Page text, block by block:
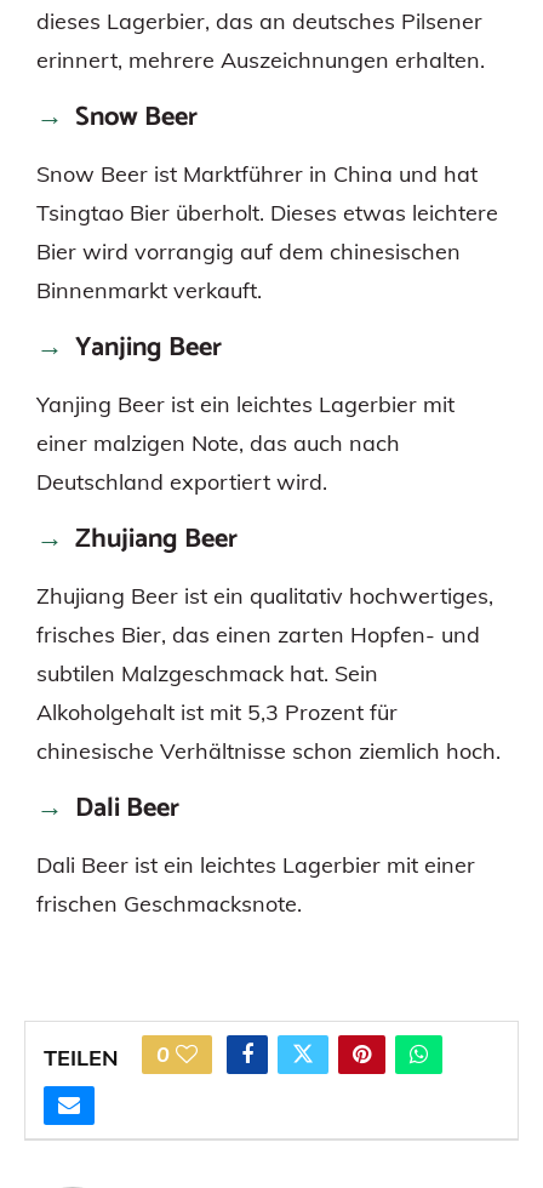
dieses Lagerbier, das an deutsches Pilsener
erinnert, mehrere Auszeichnungen erhalten.
Snow Beer
Snow Beer ist Marktführer in China und hat
Tsingtao Bier überholt. Dieses etwas leichtere
Bier wird vorrangig auf dem chinesischen
Binnenmarkt verkauft.
Yanjing Beer
Yanjing Beer ist ein leichtes Lagerbier mit
einer malzigen Note, das auch nach
Deutschland exportiert wird.
Zhujiang Beer
Zhujiang Beer ist ein qualitativ hochwertiges,
frisches Bier, das einen zarten Hopfen- und
subtilen Malzgeschmack hat. Sein
Alkoholgehalt ist mit 5,3 Prozent für
chinesische Verhältnisse schon ziemlich hoch.
Dali Beer
Dali Beer ist ein leichtes Lagerbier mit einer
frischen Geschmacksnote.
TEILEN 0